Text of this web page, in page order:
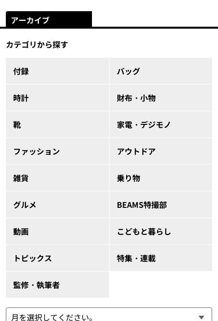
アーカイブ
カテゴリから探す
付録 バッグ
時計 財布・小物
靴 家電・デジモノ
ファッション アウトドア
雑貨 乗り物
グルメ BEAMS特撮部
動画 こどもと暮らし
トピックス 特集・連載
監修・執筆者